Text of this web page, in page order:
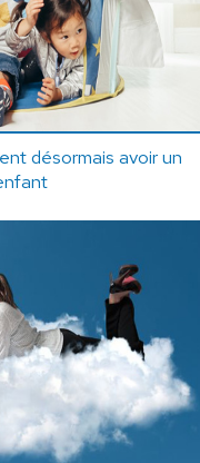
désormais avoir un